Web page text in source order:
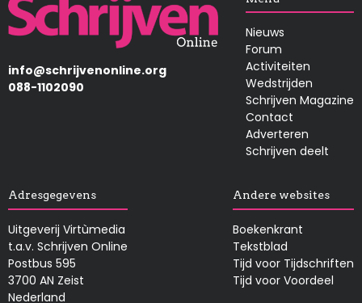
info@schrijvenonline.org
088-1102090
Nieuws
Forum
Activiteiten
Wedstrijden
Schrijven Magazine
Contact
Adverteren
Schrijven deelt
Adresgegevens
Uitgeverij Virtùmedia
t.a.v. Schrijven Online
Postbus 595
3700 AN Zeist
Nederland
Andere websites
Boekenkrant
Tekstblad
Tijd voor Tijdschriften
Tijd voor Voordeel